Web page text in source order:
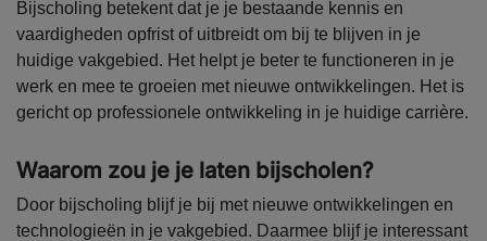
Bijscholing betekent dat je je bestaande kennis en
vaardigheden opfrist of uitbreidt om bij te blijven in je
huidige vakgebied. Het helpt je beter te functioneren in je
werk en mee te groeien met nieuwe ontwikkelingen. Het is
gericht op professionele ontwikkeling in je huidige carrière.
Waarom zou je je laten bijscholen?
Door bijscholing blijf je bij met nieuwe ontwikkelingen en
technologieën in je vakgebied. Daarmee blijf je interessant